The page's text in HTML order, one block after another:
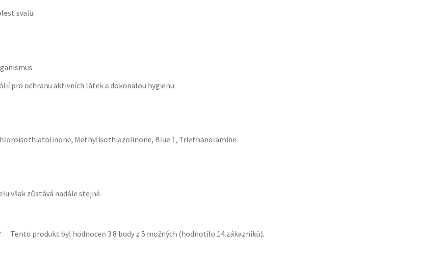
svalů
pro ochranu aktivních látek a dokonalou hygienu
Methylisothiazolinone, Blue 1, Triethanolamine.
však zůstává nadále stejné.
Tento produkt byl hodnocen 3.8 body z 5 možných (hodnotilo 14zákazníků).